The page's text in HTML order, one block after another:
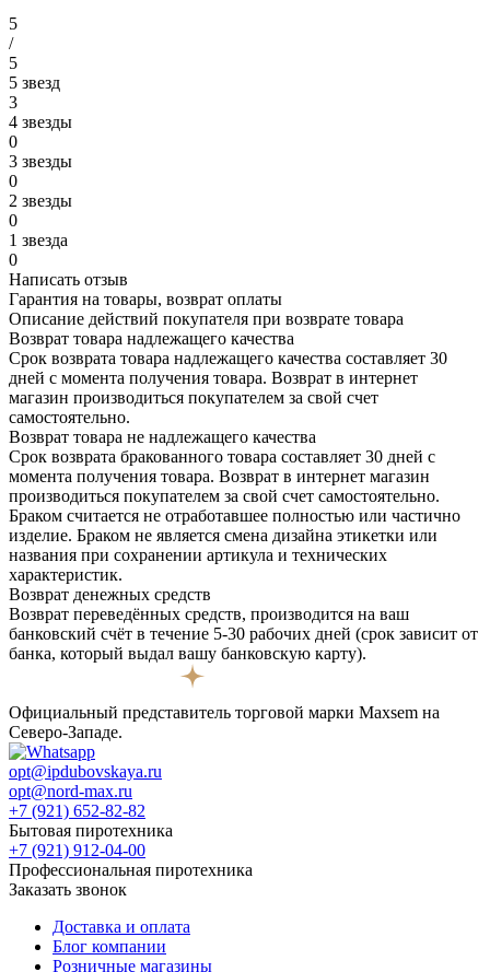
5
/
5
5 звезд
3
4 звезды
0
3 звезды
0
2 звезды
0
1 звезда
0
Написать отзыв
Гарантия на товары, возврат оплаты
Описание действий покупателя при возврате товара
Возврат товара надлежащего качества
Срок возврата товара надлежащего качества составляет 30
дней с момента получения товара. Возврат в интернет
магазин производиться покупателем за свой счет
самостоятельно.
Возврат товара не надлежащего качества
Срок возврата бракованного товара составляет 30 дней с
момента получения товара. Возврат в интернет магазин
производиться покупателем за свой счет самостоятельно.
Браком считается не отработавшее полностью или частично
изделие. Браком не является смена дизайна этикетки или
названия при сохранении артикула и технических
характеристик.
Возврат денежных средств
Возврат переведённых средств, производится на ваш
банковский счёт в течение 5-30 рабочих дней (срок зависит от
банка, который выдал вашу банковскую карту).
Официальный представитель торговой марки Maxsem на
Северо-Западе.
opt@ipdubovskaya.ru
opt@nord-max.ru
+7 (921) 652-82-82
Бытовая пиротехника
+7 (921) 912-04-00
Профессиональная пиротехника
Заказать звонок
Доставка и оплата
Блог компании
Розничные магазины